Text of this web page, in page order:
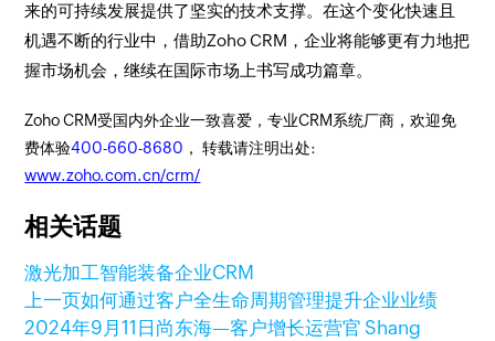
来的可持续发展提供了坚实的技术支撑。在这个变化快速且
机遇不断的行业中，借助Zoho CRM，企业将能够更有力地把
握市场机会，继续在国际市场上书写成功篇章。
Zoho CRM受国内外企业一致喜爱，专业CRM系统厂商，欢迎免
费体验400-660-8680 ， 转载请注明出处:
www.zoho.com.cn/crm/
相关话题
激光加工智能装备企业CRM
上一页如何通过客户全生命周期管理提升企业业绩
2024年9月11日 尚东海—客户增长运营官 Shang